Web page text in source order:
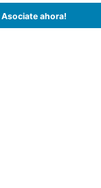
Asociate ahora!